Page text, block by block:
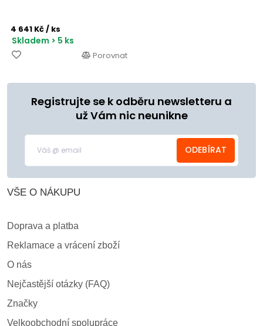
4 641 Kč/ ks
Skladem > 5 ks
Porovnat
Registrujte se k odběru newsletteru a
už Vám nic neunikne
ODEBÍRAT
VŠE O NÁKUPU
Doprava a platba
Reklamace a vrácení zboží
O nás
Nejčastější otázky (FAQ)
Značky
Velkoobchodní spolupráce